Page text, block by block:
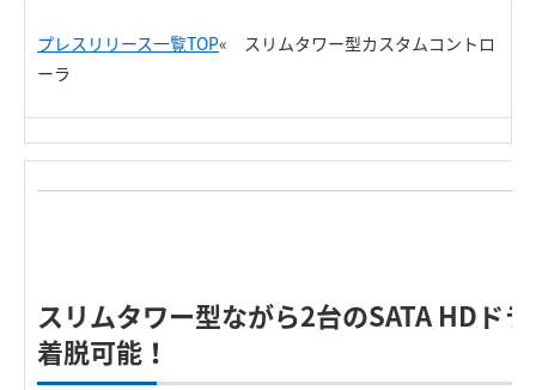
プレスリリース一覧TOP« スリムタワー型カスタムコントロ
ーラ
スリムタワー型ながら2台のSATA HDド
着脱可能！